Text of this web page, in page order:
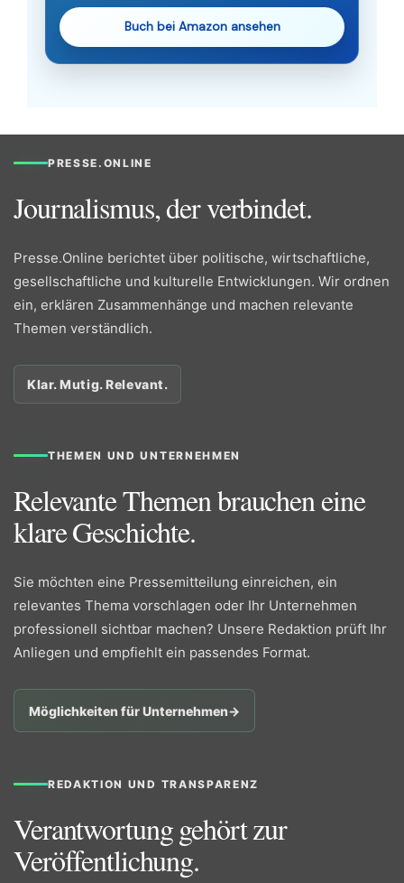
Buch bei Amazon ansehen
PRESSE.ONLINE
Journalismus, der verbindet.
Presse.Online berichtet über politische, wirtschaftliche,
gesellschaftliche und kulturelle Entwicklungen. Wir ordnen
ein, erklären Zusammenhänge und machen relevante
Themen verständlich.
Klar. Mutig. Relevant.
THEMEN UND UNTERNEHMEN
Relevante Themen brauchen eine
klare Geschichte.
Sie möchten eine Pressemitteilung einreichen, ein
relevantes Thema vorschlagen oder Ihr Unternehmen
professionell sichtbar machen? Unsere Redaktion prüft Ihr
Anliegen und empfiehlt ein passendes Format.
Möglichkeiten für Unternehmen→
REDAKTION UND TRANSPARENZ
Verantwortung gehört zur
Veröffentlichung.